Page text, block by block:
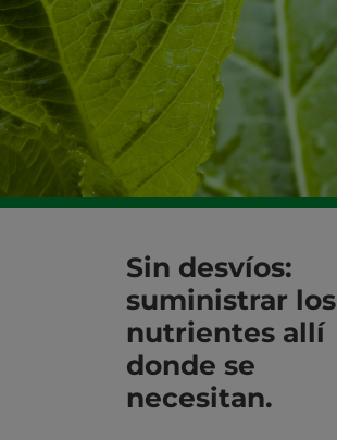
Sin desvíos:
suministrar los
nutrientes allí
donde se
necesitan.